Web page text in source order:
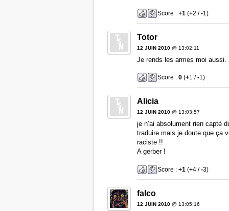
Score : +1 (+2 /-1)
Totor
12 JUIN 2010@ 13:02:11
Je rends les armes moi aussi.
Score : 0(+1 /-1)
Alicia
12 JUIN 2010@ 13:03:57
je n’ai absolument rien capté
traduire mais je doute que ça
raciste !!
A gerber !
Score : +1 (+4 /-3)
falco
12 JUIN 2010@ 13:05:16